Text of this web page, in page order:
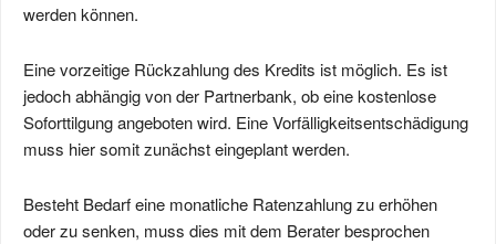
werden können.
Eine vorzeitige Rückzahlung des Kredits ist möglich. Es ist
jedoch abhängig von der Partnerbank, ob eine kostenlose
Soforttilgung angeboten wird. Eine Vorfälligkeitsentschädigung
muss hier somit zunächst eingeplant werden.
Besteht Bedarf eine monatliche Ratenzahlung zu erhöhen
oder zu senken, muss dies mit dem Berater besprochen